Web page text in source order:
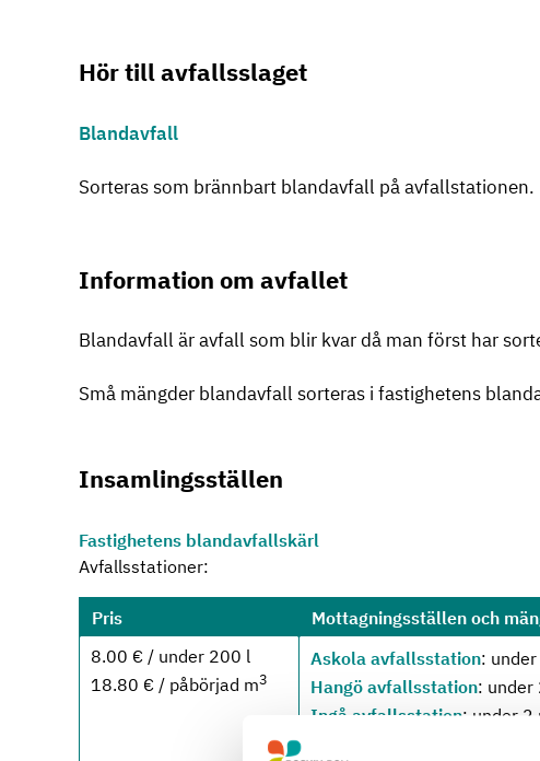
Hör till avfallsslaget
Blandavfall
Sorteras som brännbart blandavfall på avfallstationen.
Information om avfallet
Blandavfall är avfall som blir kvar då man först har
Små mängder blandavfall sorteras i fastighetens
Insamlingsställen
Fastighetens blandavfallskärl
Avfallsstationer:
Pris
8.00 € / under 200 l
18.80 € / påbörjad m3
Mottagningsställen och
Askola avfallsstation:
Hangö avfallsstation: under
Ingå avfallsstation: under 2